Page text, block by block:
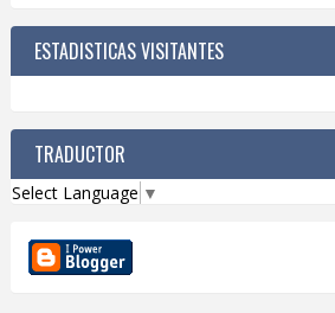
ESTADISTICAS VISITANTES
TRADUCTOR
Select Language ▼